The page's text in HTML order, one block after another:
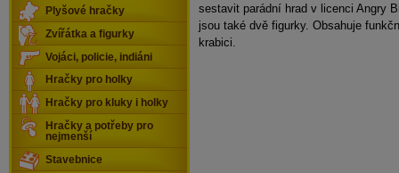
sestavit parádní hrad v licenci Angry
jsou také dvě figurky. Obsahuje
krabici.
Plyšové hračky
Zvířátka a figurky
Vojáci, policie, indiáni
Hračky pro holky
Hračky pro kluky i holky
Hračky a potřeby pro
nejmenší
Stavebnice